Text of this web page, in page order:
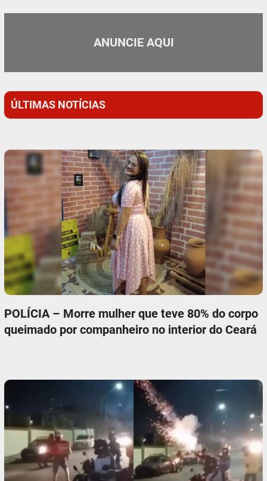
ANUNCIE AQUI
ÚLTIMAS NOTÍCIAS
POLÍCIA – Morre mulher que teve 80% do corpo
queimado por companheiro no interior do Ceará